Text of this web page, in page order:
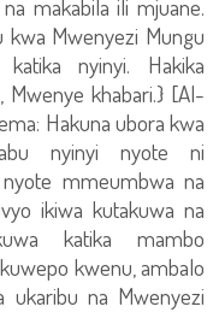
makabila ili mjuane.
kwa Mwenyezi Mungu
nyinyi. Hakika
Mwenye khabari.} [Al-
Hakuna ubora kwa
nyinyi nyote ni
mmeumbwa na
ikiwa kutakuwa na
katika mambo
kwenu, ambalo
na Mwenyezi